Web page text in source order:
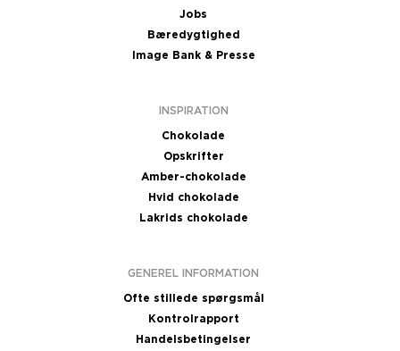
Jobs
Bæredygtighed
Image Bank & Presse
INSPIRATION
Chokolade
Opskrifter
Amber-chokolade
Hvid chokolade
Lakrids chokolade
GENEREL INFORMATION
Ofte stillede spørgsmål
Kontrolrapport
Handelsbetingelser